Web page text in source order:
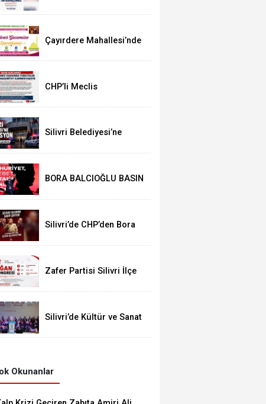
Öğrencilere Başarı
Çayırdere Mahallesi’nde
Düzenlenecek
CHP’li Meclis
Açıklaması: “Masumiyet
Silivri Belediyesi’ne
Balcıoğlu Dahil 17 Kişi
BORA BALCIOĞLU BASIN
Silivri’de CHP’den Bora
Çağrısı
Zafer Partisi Silivri İlçe
Oldu
Silivri’de Kültür ve Sanat
Örnek Bir Kent Olacağız”
Okunanlar